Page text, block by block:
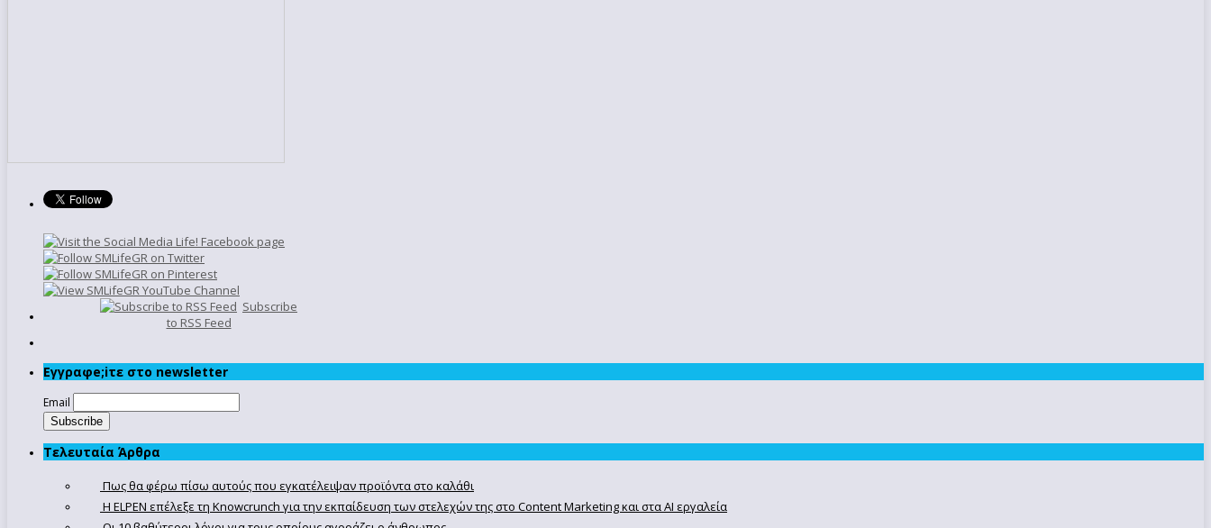
Subscribe
to RSS Feed
Εγγραφe;iτε στο newsletter
Email
Τελευταία Άρθρα
Πως θα φέρω πίσω αυτούς που εγκατέλειψαν προϊόντα στο καλάθι
Η ELPEN επέλεξε τη Knowcrunch για την εκπαίδευση των στελεχών της στο Content Marketing και στα AI εργαλεία